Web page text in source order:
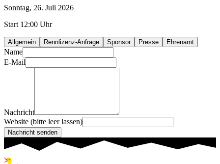
Sonntag, 26. Juli 2026
Start 12:00 Uhr
Allgemein Rennlizenz-Anfrage Sponsor Presse Ehrenamt
Name
E-Mail
Nachricht
Website (bitte leer lassen)
Nachricht senden